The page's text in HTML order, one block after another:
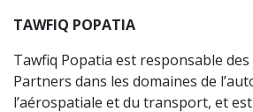
TAWFIQ POPATIA
Tawfiq Popatia est responsable des
Partners dans les domaines de
l’aérospatiale et du transport, et